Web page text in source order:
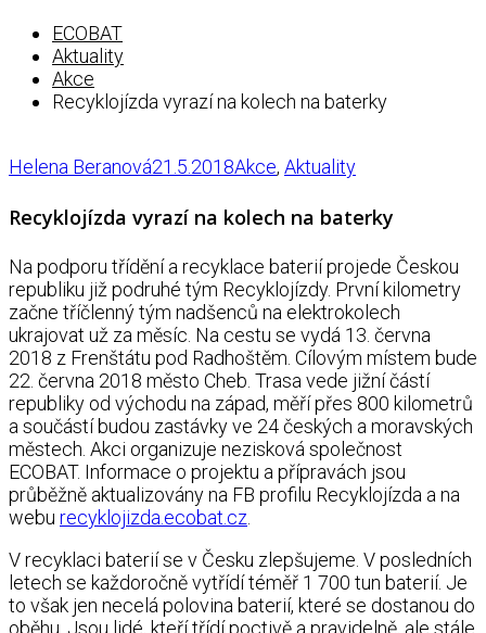
ECOBAT
Aktuality
Akce
Recyklojízda vyrazí na kolech na baterky
Helena Beranová21.5.2018Akce, Aktuality
Recyklojízda vyrazí na kolech na baterky
Na podporu třídění a recyklace baterií projede Českou
republiku již podruhé tým Recyklojízdy. První kilometry
začne tříčlenný tým nadšenců na elektrokolech
ukrajovat už za měsíc. Na cestu se vydá 13. června
2018 z Frenštátu pod Radhoštěm. Cílovým místem bude
22. června 2018 město Cheb. Trasa vede jižní částí
republiky od východu na západ, měří přes 800 kilometrů
a součástí budou zastávky ve 24 českých a moravských
městech. Akci organizuje nezisková společnost
ECOBAT. Informace o projektu a přípravách jsou
průběžně aktualizovány na FB profilu Recyklojízda a na
webu recyklojizda.ecobat.cz.
V recyklaci baterií se v Česku zlepšujeme. V posledních
letech se každoročně vytřídí téměř 1 700 tun baterií. Je
to však jen necelá polovina baterií, které se dostanou do